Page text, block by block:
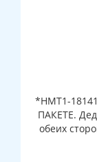
*НМТ1-
ПАКЕТЕ.
обеих
упаковке,